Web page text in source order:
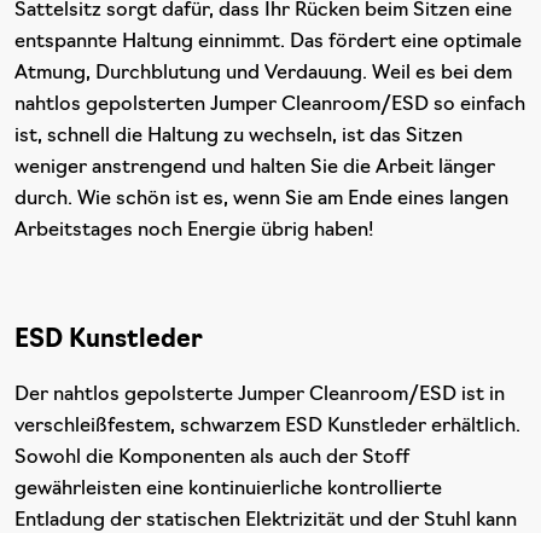
Sattelsitz sorgt dafür, dass Ihr Rücken beim Sitzen eine
entspannte Haltung einnimmt. Das fördert eine optimale
Atmung, Durchblutung und Verdauung. Weil es bei dem
nahtlos gepolsterten Jumper Cleanroom/ESD so einfach
ist, schnell die Haltung zu wechseln, ist das Sitzen
weniger anstrengend und halten Sie die Arbeit länger
durch. Wie schön ist es, wenn Sie am Ende eines langen
Arbeitstages noch Energie übrig haben!
ESD Kunstleder
Der nahtlos gepolsterte Jumper Cleanroom/ESD ist in
verschleißfestem, schwarzem ESD Kunstleder erhältlich.
Sowohl die Komponenten als auch der Stoff
gewährleisten eine kontinuierliche kontrollierte
Entladung der statischen Elektrizität und der Stuhl kann